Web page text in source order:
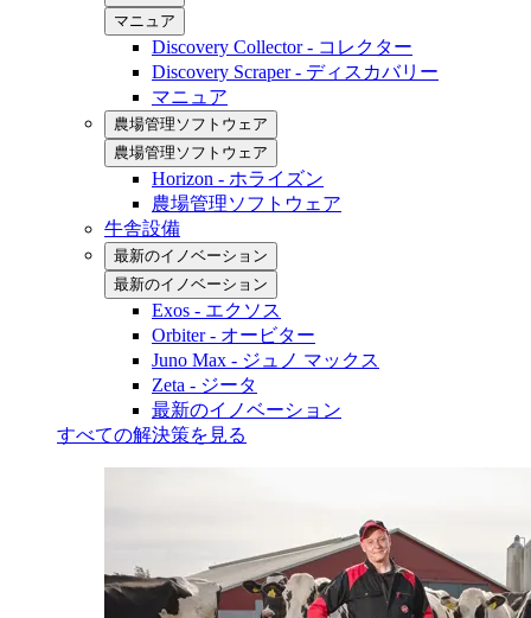
マニュア
Discovery Collector - コレクター
Discovery Scraper - ディスカバリー
マニュア
農場管理ソフトウェア
農場管理ソフトウェア
Horizon - ホライズン
農場管理ソフトウェア
牛舎設備
最新のイノベーション
最新のイノベーション
Exos - エクソス
Orbiter - オービター
Juno Max - ジュノ マックス
Zeta - ジータ
最新のイノベーション
すべての解決策を見る